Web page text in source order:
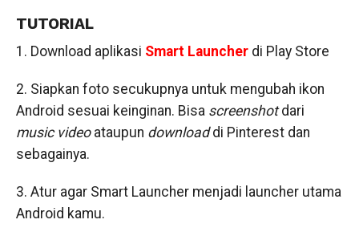
TUTORIAL
1. Download aplikasi Smart Launcherdi Play Store
2. Siapkan foto secukupnya untuk mengubah ikon
Android sesuai keinginan. Bisa screenshotdari
music videoataupun downloaddi Pinterest dan
sebagainya.
3. Atur agar Smart Launcher menjadi launcher utama
Android kamu.